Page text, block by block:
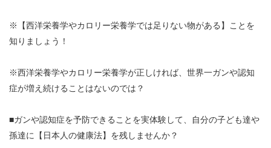
※【西洋栄養学やカロリー栄養学では足りない物がある】ことを
知りましょう！
※西洋栄養学やカロリー栄養学が正しければ、世界一ガンや認知
症が増え続けることはないのでは？
■ガンや認知症を予防できることを実体験して、自分の子ども達や
孫達に【日本人の健康法】を残しませんか？